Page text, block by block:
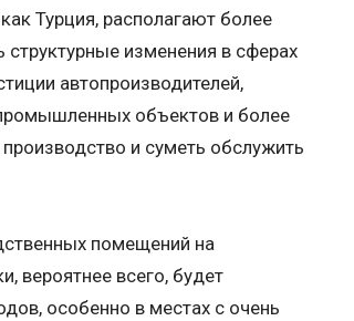
Турция, располагают более
изменения в сферах
автопроизводителей,
объектов и более
и суметь обслужить
помещений на
вероятнее всего, будет
особенно в местах с очень